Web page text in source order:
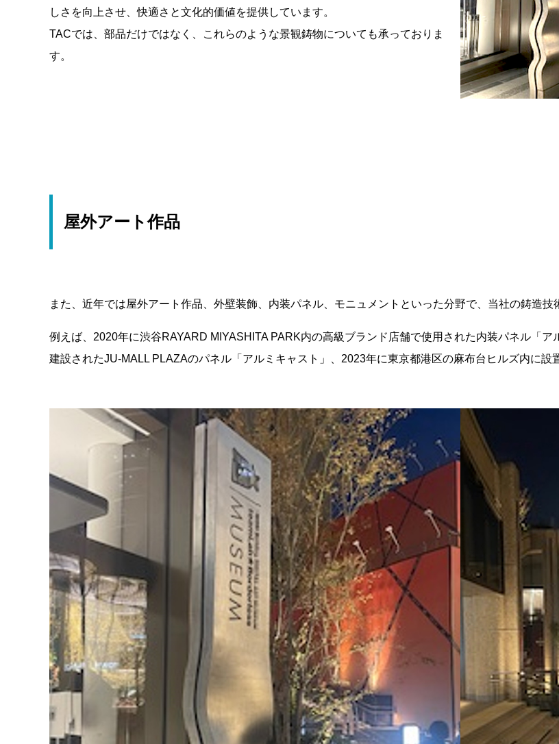
しさを向上させ、快適さと文化的価値を提供しています。
TACでは、部品だけではなく、これらのような景観鋳物についても承っておりま
す。
屋外アート作品
また、近年では屋外アート作品、外壁装飾、内装パネル、モニュメントといった分野で、当社の鋳造技
例えば、2020年に渋谷RAYARD MIYASHITA PARK内の高級ブランド店舗で使用された内装パネル「
建設されたJU-MALL PLAZAのパネル「アルミキャスト」、2023年に東京都港区の麻布台ヒルズ内に設